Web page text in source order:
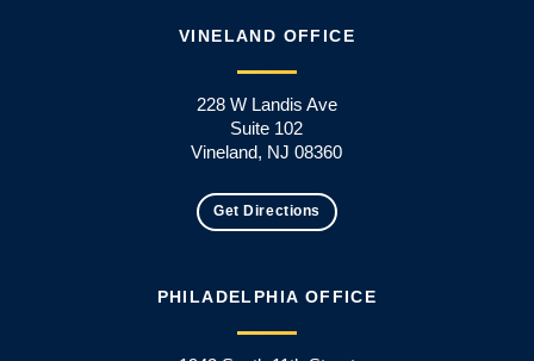
VINELAND OFFICE
228 W Landis Ave
Suite 102
Vineland, NJ 08360
Get Directions
PHILADELPHIA OFFICE